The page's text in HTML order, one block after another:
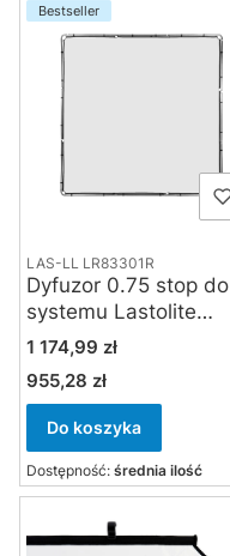
Bestseller
LAS-LL LR83301R
Dyfuzor 0.75 stop do
systemu Lastolite
Skylite Rapid 3 x 3 m
Cena
1 174,99 zł
Cena
955,28 zł
Do koszyka
Dostępność: średnia ilość